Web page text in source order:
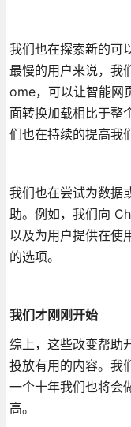
我们也在探索新的可
最慢的用户来说，我
ome，可以让智能网
面转换加载相比于整
们也在持续的提高我
我们也在尝试为数据
助。例如，我们向
以及为用户提供在使
的选项。
我们才刚刚开始
综上，这些改变帮助
投放有用的内容。我
一个十年我们也将会
高。